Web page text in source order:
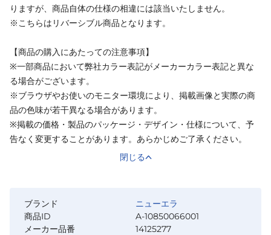
りますが、商品自体の仕様の相違には該当いたしません。
※こちらはリバーシブル商品となります。
【商品の購入にあたっての注意事項】
※一部商品において弊社カラー表記がメーカーカラー表記と異な
る場合がございます。
※ブラウザやお使いのモニター環境により、掲載画像と実際の商
品の色味が若干異なる場合があります。
※掲載の価格・製品のパッケージ・デザイン・仕様について、予
告なく変更することがあります。あらかじめご了承ください。
閉じる
ブランド
ニューエラ
商品ID
A-10850066001
メーカー品番
14125277